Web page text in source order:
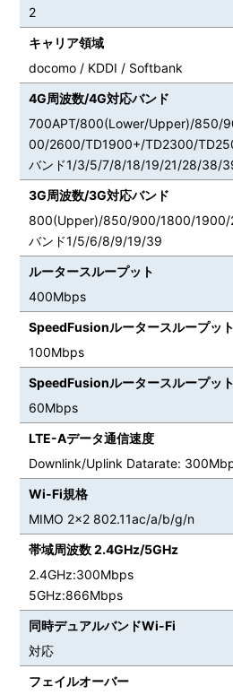
2
キャリア領域
docomo / KDDI / Softbank
4G周波数/4G対応バンド
700APT/800(Lower/Upper)/850/
00/2600/TD1900+/TD2300/
バンド1/3/5/7/8/18/19/21/28/38/
3G周波数/3G対応バンド
800(Upper)/850/900/1800/1900/
バンド1/5/6/8/9/19/39
ルータースループット
400Mbps
SpeedFusionルータースループッ
100Mbps
SpeedFusionルータースループッ
60Mbps
LTE-Aデータ通信速度
Downlink/Uplink Datarate:
Wi-Fi規格
MIMO 2×2 802.11ac/a/b/g/n
帯域周波数 2.4GHz/5GHz
2.4GHz:300Mbps
5GHz:866Mbps
同時デュアルバンドWi-Fi
対応
フェイルオーバー